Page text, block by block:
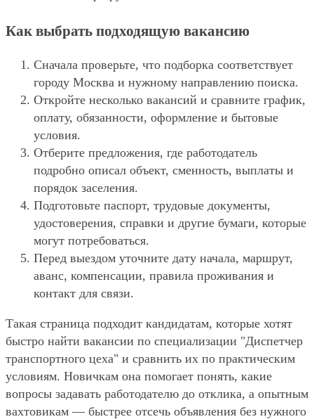
Как выбрать подходящую вакансию
Сначала проверьте, что подборка соответствует
городу Москва и нужному направлению поиска.
Откройте несколько вакансий и сравните график,
оплату, обязанности, оформление и бытовые
условия.
Отберите предложения, где работодатель
подробно описал объект, сменность, выплаты и
порядок заселения.
Подготовьте паспорт, трудовые документы,
удостоверения, справки и другие бумаги, которые
могут потребоваться.
Перед выездом уточните дату начала, маршрут,
аванс, компенсации, правила проживания и
контакт для связи.
Такая страница подходит кандидатам, которые хотят
быстро найти вакансии по специализации "Диспетчер
транспортного цеха" и сравнить их по практическим
условиям. Новичкам она помогает понять, какие
вопросы задавать работодателю до отклика, а опытным
вахтовикам — быстрее отсечь объявления без нужного